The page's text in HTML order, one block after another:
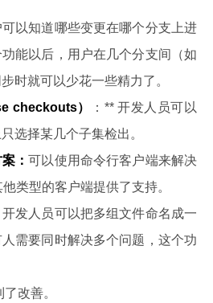
可以知道哪些变更在哪个分支上进
能以后，用户在几个分支间（如
时就可以少花一些精力了。
checkouts）
：** 开发人员可以
选择某几个子集检出。
：可以使用命令行客户端来解决
类型的客户端提供了支持。
开发人员可以把多组文件命名成一
需要同时解决多个问题，这个功
改善。